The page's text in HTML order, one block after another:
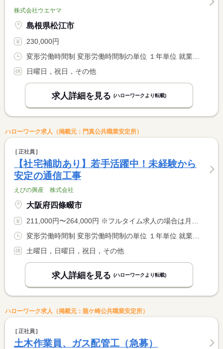
株式会社ウエヤマ
島根県松江市
230,000円
変形労働時間制 変形労働時間制の単位 １年単位 就業時間１ 7時30分〜16時30分
日曜日，祝日，その他
求人詳細を見る (ハローワークより転載)
ハローワーク求人（掲載元：門真公共職業安定所）
正社員
【社宅補助あり】若手活躍中！未経験から
安定の通信工事
えびの興産 株式会社
大阪府四條畷市
211,000円〜264,000円 ※フルタイム求人の場合は月額（換算額）、パート求人の場合は時間額を表示しています。
変形労働時間制 変形労働時間制の単位 １年単位 就業時間１ 8時30分〜17時50分
土曜日，日曜日，祝日，その他
求人詳細を見る (ハローワークより転載)
ハローワーク求人（掲載元：龍ケ崎公共職業安定所）
正社員
土木作業員、ガス配管工（急募）